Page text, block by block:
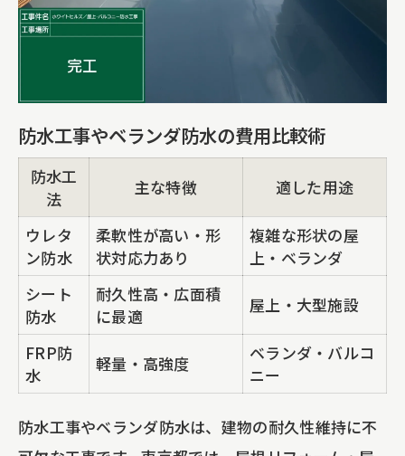
防水工事やベランダ防水の費用比較術
防水工
法
主な特徴 適した用途
ウレタ
ン防水
柔軟性が高い・形
状対応力あり
複雑な形状の屋
上・ベランダ
シート
防水
耐久性高・広面積
に最適
屋上・大型施設
FRP防
水
軽量・高強度
ベランダ・バルコ
ニー
防水工事やベランダ防水は、建物の耐久性維持に不